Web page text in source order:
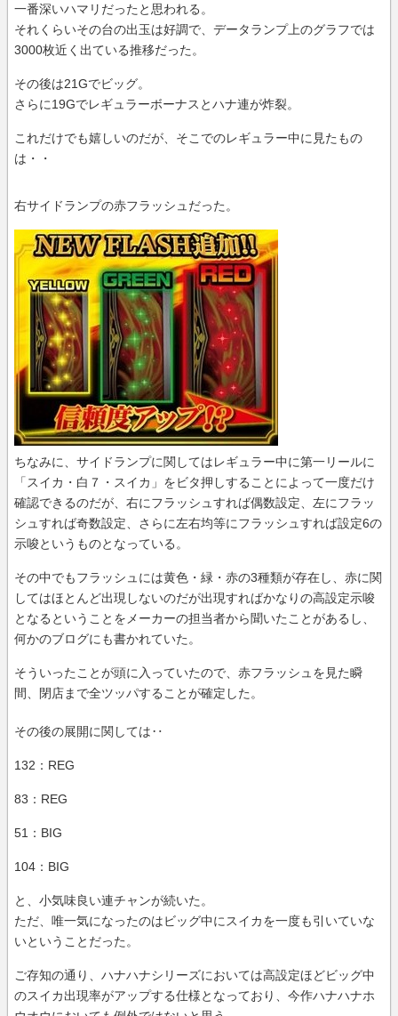
一番深いハマリだったと思われる。
それくらいその台の出玉は好調で、データランプ上のグラフでは
3000枚近く出ている推移だった。
その後は21Gでビッグ。
さらに19Gでレギュラーボーナスとハナ連が炸裂。
これだけでも嬉しいのだが、そこでのレギュラー中に見たもの
は・・
右サイドランプの赤フラッシュだった。
ちなみに、サイドランプに関してはレギュラー中に第一リールに
「スイカ・白７・スイカ」をビタ押しすることによって一度だけ
確認できるのだが、右にフラッシュすれば偶数設定、左にフラッ
シュすれば奇数設定、さらに左右均等にフラッシュすれば設定6の
示唆というものとなっている。
その中でもフラッシュには黄色・緑・赤の3種類が存在し、赤に関
してはほとんど出現しないのだが出現すればかなりの高設定示唆
となるということをメーカーの担当者から聞いたことがあるし、
何かのブログにも書かれていた。
そういったことが頭に入っていたので、赤フラッシュを見た瞬
間、閉店まで全ツッパすることが確定した。
その後の展開に関しては‥
132：REG
83：REG
51：BIG
104：BIG
と、小気味良い連チャンが続いた。
ただ、唯一気になったのはビッグ中にスイカを一度も引いていな
いということだった。
ご存知の通り、ハナハナシリーズにおいては高設定ほどビッグ中
のスイカ出現率がアップする仕様となっており、今作ハナハナホ